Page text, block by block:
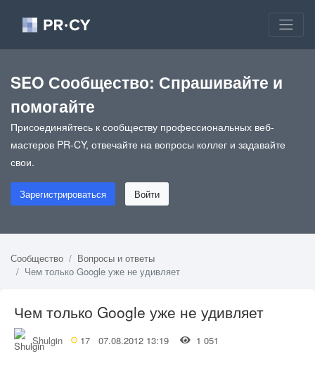
SEO Сообщество: Спрашивайте и
помогайте
Присоединяйтесь к сообществу профессиональных веб-
мастеров PR-CY, отвечайте на вопросы коллег и задавайте
свои.
Зарегистрироваться Войти
Сообщество
Вопросы и ответы
Чем только Google уже не удивляет
Чем только Google уже не удивляет
Shulgin 17 07.08.2012 13:19 1 051